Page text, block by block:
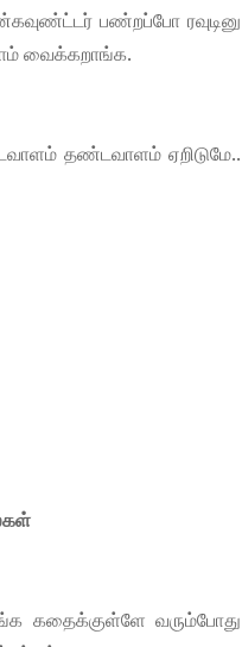
பண்றப்போ ரவுடினு
வைக்கறாங்க.
தண்டவாளம் ஏறிடுமே..
கதைக்குள்ளே வரும்போது